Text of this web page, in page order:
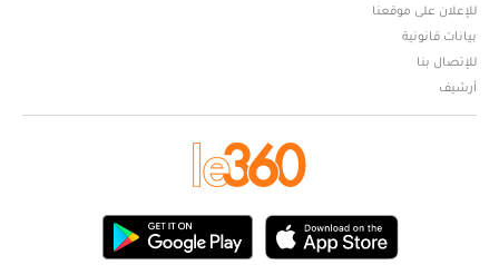
للإعلان على موقعنا
بيانات قانونية
للإتصال بنا
أرشيف